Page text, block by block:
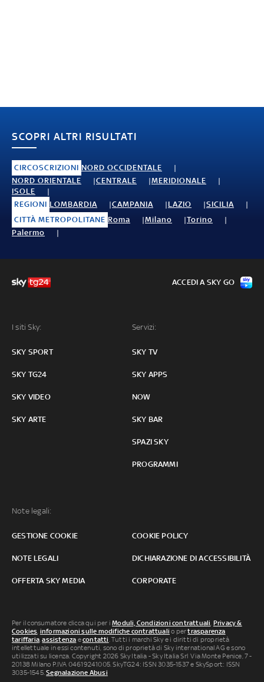
SCOPRI ALTRI RISULTATI
CIRCOSCRIZIONI NORD OCCIDENTALE
NORD ORIENTALE
CENTRALE
MERIDIONALE
ISOLE
REGIONI LOMBARDIA CAMPANIA LAZIO
SICILIA
CITTÀ METROPOLITANE Roma Milano
Torino
Palermo
I siti Sky:
SKY SPORT
SKY TG24
SKY VIDEO
SKY ARTE
Servizi:
SKY TV
SKY APPS
NOW
SKY BAR
SPAZI SKY
PROGRAMMI
Note legali:
GESTIONE COOKIE COOKIE POLICY
NOTE LEGALI DICHIARAZIONE DI ACCESSIBILITÀ
OFFERTA SKY MEDIA CORPORATE
ACCEDI A SKY GO
Per il consumatore clicca qui per iModuli, Condizioni contrattuali, Privacy &
Cookies, informazioni sulle modifiche contrattuali o pertrasparenza
tariffaria,assistenza econtatti. Tutti i marchi Sky e i diritti di proprietà
intellettuale in essi contenuti, sono di proprietà di Sky international AG e sono
utilizzati su licenza. Copyright 2026 Sky Italia - Sky Italia Srl Via Monte Penice, 7 -
20138 Milano P.IVA 04619241005. SkyTG24: ISSN 3035-1537 e SkySport: ISSN
3035-1545.Segnalazione Abusi